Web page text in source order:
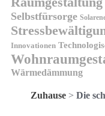
Selbstfürsorge
Innovationen
Wärmedämmung
Zuhause > Die